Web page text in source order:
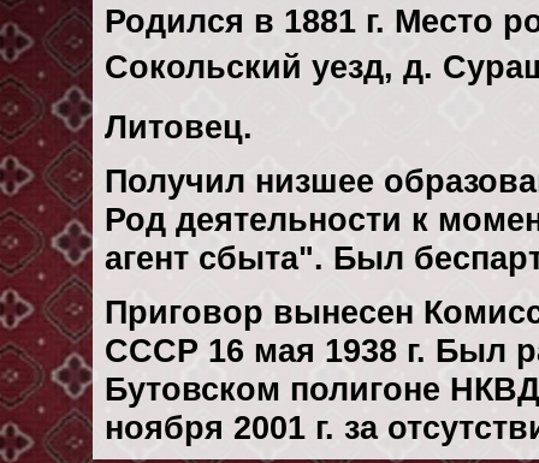
Родился в 1881 г. Место
Сокольский уезд, д.
Литовец.
Получил низшее
Род деятельности к
агент сбыта". Был
Приговор вынесен
СССР 16 мая 1938 г. Был
Бутовском полигоне
ноября 2001 г. за